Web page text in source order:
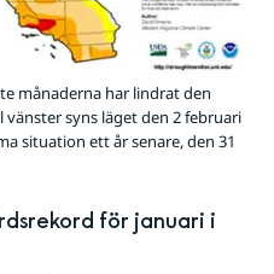
månaderna har lindrat den
syns läget den 2 februari
situation ett år senare, den 31
för januari i